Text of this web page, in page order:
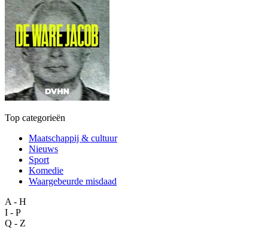
Top categorieën
Maatschappij & cultuur
Nieuws
Sport
Komedie
Waargebeurde misdaad
A - H
I - P
Q - Z